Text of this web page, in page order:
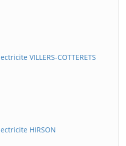
VILLERS-COTTERETS
HIRSON